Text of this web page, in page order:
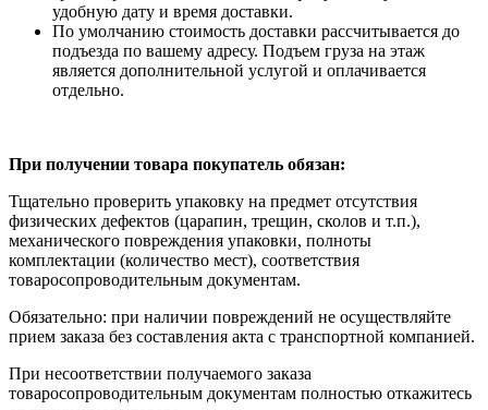
удобную дату и время доставки.
По умолчанию стоимость доставки рассчитывается до
подъезда по вашему адресу. Подъем груза на этаж
является дополнительной услугой и оплачивается
отдельно.
При получении товара покупатель обязан:
Тщательно проверить упаковку на предмет отсутствия
физических дефектов (царапин, трещин, сколов и т.п.),
механического повреждения упаковки, полноты
комплектации (количество мест), соответствия
товаросопроводительным документам.
Обязательно: при наличии повреждений не осуществляйте
прием заказа без составления акта с транспортной компанией.
При несоответствии получаемого заказа
товаросопроводительным документам полностью откажитесь